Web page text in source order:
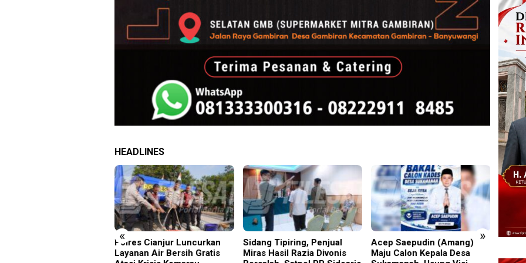
HEADLINES
« »
Sidang Tipiring, Penjual
Miras Hasil Razia Divonis
Acep Saepudin (Amang)
Maju Calon Kepala Desa
Pisowanan Ageng Hari Jadi
ke-702 Kabupaten Blitar,